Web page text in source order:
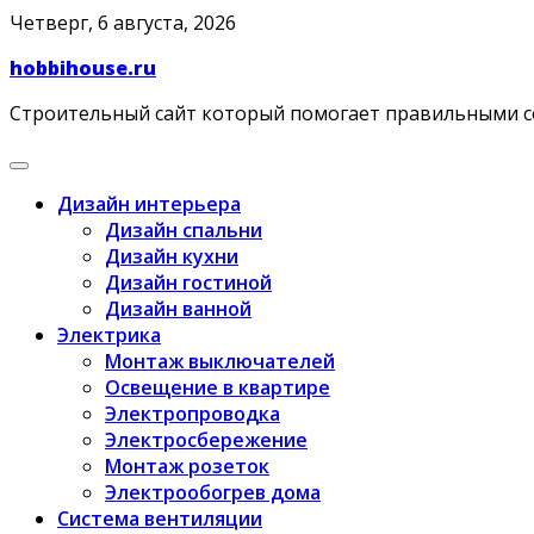
Skip
content
Четверг, 6 августа, 2026
hobbihouse.ru
Строительный сайт который помогает правильными
Дизайн интерьера
Дизайн спальни
Дизайн кухни
Дизайн гостиной
Дизайн ванной
Электрика
Монтаж выключателей
Освещение в квартире
Электропроводка
Электросбережение
Монтаж розеток
Электрообогрев дома
Система вентиляции